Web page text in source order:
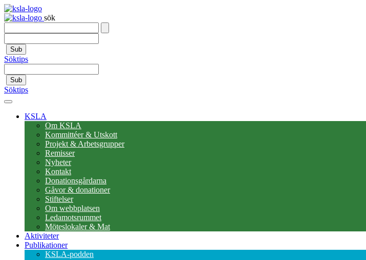
sök
Sub
Söktips
Sub
Söktips
KSLA
Om KSLA
Kommittéer & Utskott
Projekt & Arbetsgrupper
Remisser
Nyheter
Kontakt
Donationsgårdarna
Gåvor & donationer
Stiftelser
Om webbplatsen
Ledamotsrummet
Möteslokaler & Mat
Aktiviteter
Publikationer
KSLA-podden